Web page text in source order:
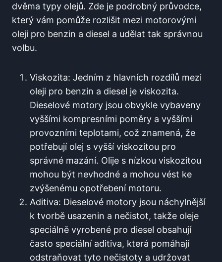
dvěma typy olejů. Zde je podrobný průvodce,
který vám pomůže rozlišit mezi motorovými
oleji pro benzin a diesel a udělat tak správnou
volbu.
Viskozita: Jedním z hlavních rozdílů mezi
oleji pro benzin a diesel je viskozita.
Dieselové motory jsou obvykle vybaveny
vyššími kompresními poměry a vyššími
provozními teplotami, což znamená, že
potřebují olej s vyšší viskozitou pro
správné mazání. Olije s nízkou viskozitou
mohou být nevhodné a mohou vést ke
zvýšenému opotřebení motoru.
Aditiva: Dieselové motory jsou náchylnější
k tvorbě usazenin a nečistot, takže oleje
speciálně vyrobené pro diesel obsahují
často speciální aditiva, která pomáhají
odstraňovat tyto nečistoty a udržovat